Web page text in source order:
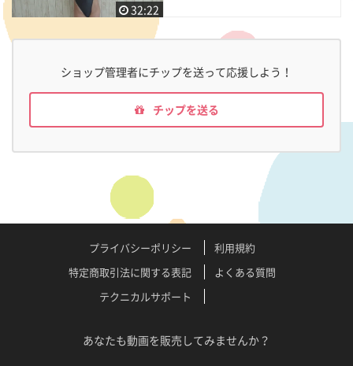
32:22
ショップ管理者にチップを送って応援しよう！
チップを送る
プライバシーポリシー
利用規約
特定商取引法に関する表記
よくある質問
テクニカルサポート
あなたも動画を販売してみませんか？